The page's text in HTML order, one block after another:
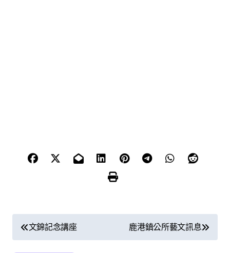
文
章
文錦記念講座 鹿港鎮公所藝文訊息